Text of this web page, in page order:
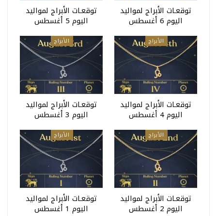
توقعـات الأبراج لمواليد
اليوم 6 أغسطس
توقعـات الأبراج لمواليد
اليوم 5 أغسطس
الأبراج
توقعـات الأبراج لمواليد
اليوم 4 أغسطس
الأبراج
توقعـات الأبراج لمواليد
اليوم 3 أغسطس
الأبراج
توقعـات الأبراج لمواليد
اليوم 2 أغسطس
الأبراج
توقعـات الأبراج لمواليد
اليوم 1 أغسطس